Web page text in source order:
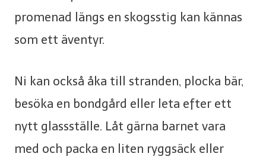
promenad längs en skogsstig kan kännas
som ett äventyr.
Ni kan också åka till stranden, plocka bär,
besöka en bondgård eller leta efter ett
nytt glassställe. Låt gärna barnet vara
med och packa en liten ryggsäck eller